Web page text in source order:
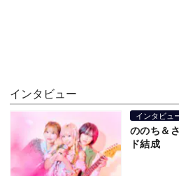
インタビュー
インタビュ
ののち＆
ド結成